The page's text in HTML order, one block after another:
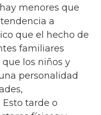
menores que
a
que el hecho de
familiares
los niños y
personalidad
tarde o